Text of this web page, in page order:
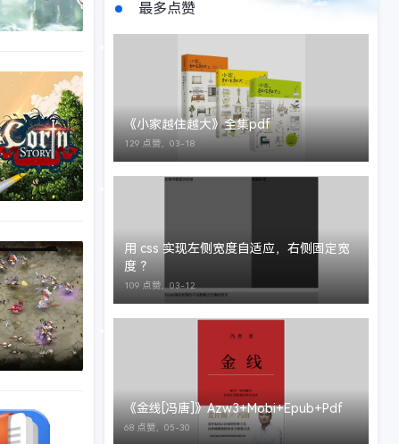
最多点赞
《小家越住越大》全集pdf
129 点赞， 03-18
用 css 实现左侧宽度自适应，右侧固定宽
度 ？
109 点赞， 03-12
《金线[冯唐]》Azw3+Mobi+Epub+Pdf
68 点赞， 05-30